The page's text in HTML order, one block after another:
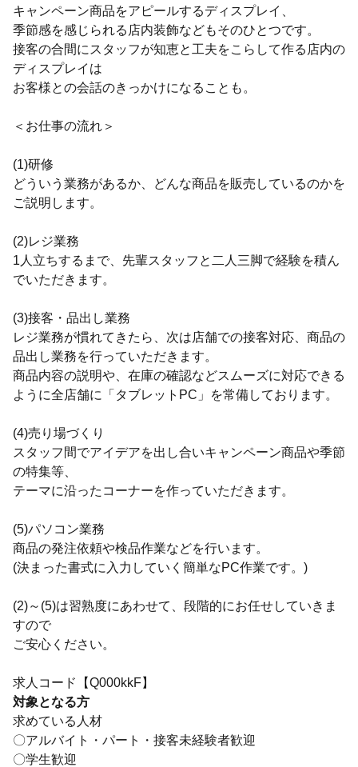
キャンペーン商品をアピールするディスプレイ、
季節感を感じられる店内装飾などもそのひとつです。
接客の合間にスタッフが知恵と工夫をこらして作る店内の
ディスプレイは
お客様との会話のきっかけになることも。
＜お仕事の流れ＞
(1)研修
どういう業務があるか、どんな商品を販売しているのかを
ご説明します。
(2)レジ業務
1人立ちするまで、先輩スタッフと二人三脚で経験を積ん
でいただきます。
(3)接客・品出し業務
レジ業務が慣れてきたら、次は店舗での接客対応、商品の
品出し業務を行っていただきます。
商品内容の説明や、在庫の確認などスムーズに対応できる
ように全店舗に「タブレットPC」を常備しております。
(4)売り場づくり
スタッフ間でアイデアを出し合いキャンペーン商品や季節
の特集等、
テーマに沿ったコーナーを作っていただきます。
(5)パソコン業務
商品の発注依頼や検品作業などを行います。
(決まった書式に入力していく簡単なPC作業です。)
(2)～(5)は習熟度にあわせて、段階的にお任せしていきま
すので
ご安心ください。
求人コード【Q000kkF】
対象となる方
求めている人材
〇アルバイト・パート・接客未経験者歓迎
〇学生歓迎